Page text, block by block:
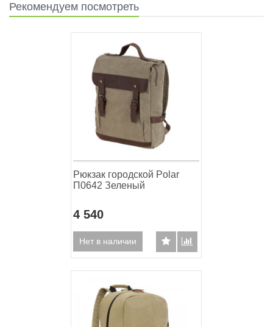
Рекомендуем посмотреть
Рюкзак городской Polar
П0642 Зеленый
4 540
Нет в наличии